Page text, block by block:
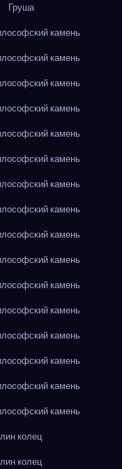
Груша
камень
камень
камень
камень
камень
камень
камень
камень
камень
камень
камень
камень
камень
камень
камень
камень
колец
колец